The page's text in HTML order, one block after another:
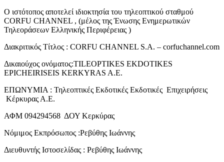
Ο ιστότοπος αποτελεί ιδιοκτησία του τηλεοπτικού σταθμού
CORFU CHANNEL , (μέλος της Ένωσης Ενημερωτικών
Τηλεοράσεων Ελληνικής Περιφέρειας )
Διακριτικός Τίτλος : CORFU CHANNEL S.A. – corfuchannel.com
Δικαιούχος ονόματος:TILEOPTIKES EKDOTIKES
EPICHEIRISEIS KERKYRAS A.E.
ΕΠΩΝΥΜΙΑ : Τηλεοπτικές Εκδοτικές Εκδοτικές Επιχειρήσεις
Κέρκυρας Α.Ε.
ΑΦΜ 094294568 ΔΟΥ Κερκύρας
Νόμιμος Εκπρόσωπος :Ρεβύθης Ιωάννης
Διευθυντής Ιστοσελίδας : Ρεβύθης Ιωάννης